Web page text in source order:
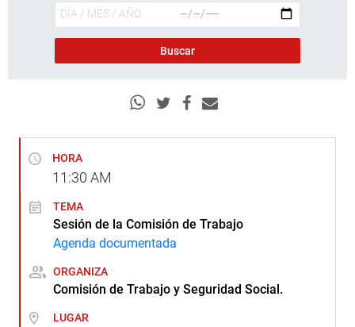
HORA
11:30 AM
TEMA
Sesión de la Comisión de Trabajo
Agenda documentada
ORGANIZA
Comisión de Trabajo y Seguridad Social.
LUGAR